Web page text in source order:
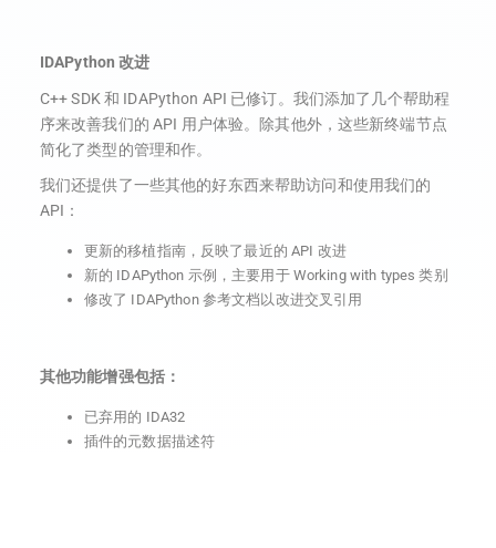
IDAPython 改进
C++ SDK 和 IDAPython API 已修订。我们添加了几个帮助程
序来改善我们的 API 用户体验。除其他外，这些新终端节点
简化了类型的管理和作。
我们还提供了一些其他的好东西来帮助访问和使用我们的
API：
更新的移植指南，反映了最近的 API 改进
新的 IDAPython 示例，主要用于 Working with types 类别
修改了 IDAPython 参考文档以改进交叉引用
其他功能增强包括：
已弃用的 IDA32
插件的元数据描述符